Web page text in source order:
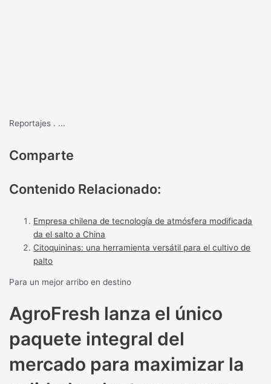
Reportajes . ...
Comparte
Contenido Relacionado:
Empresa chilena de tecnología de atmósfera modificada
da el salto a China
Citoquininas: una herramienta versátil para el cultivo de
palto
Para un mejor arribo en destino
AgroFresh lanza el único
paquete integral del
mercado para maximizar la